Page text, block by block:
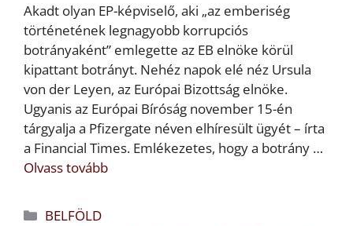
Akadt olyan EP-képviselő, aki „az emberiség
történetének legnagyobb korrupciós
botrányaként” emlegette az EB elnöke körül
kipattant botrányt. Nehéz napok elé néz Ursula
von der Leyen, az Európai Bizottság elnöke.
Ugyanis az Európai Bíróság november 15-én
tárgyalja a Pfizergate néven elhíresült ügyét – írta
a Financial Times. Emlékezetes, hogy a botrány …
Olvass tovább
Kategória
BELFÖLD